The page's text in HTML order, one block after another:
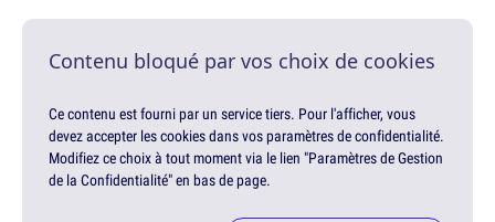
Contenu bloqué par vos choix de cookies
Ce contenu est fourni par un service tiers. Pour l'afficher, vous
devez accepter les cookies dans vos paramètres de confidentialité.
Modifiez ce choix à tout moment via le lien "Paramètres de Gestion
de la Confidentialité" en bas de page.